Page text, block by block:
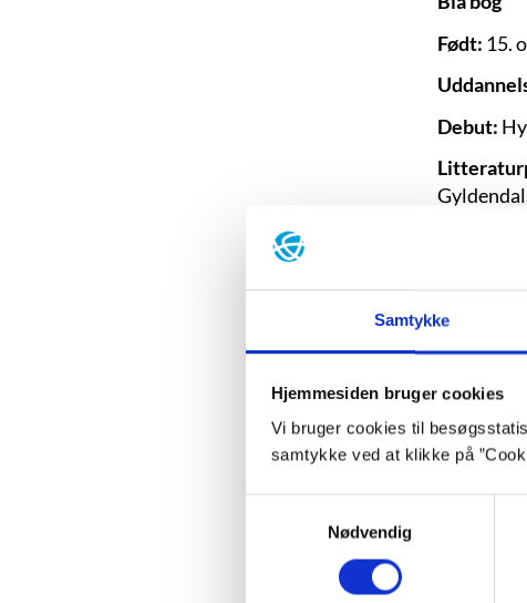
Samtykke
Hjemmesiden bruger cookies
Vi bruger cookies til
samtykke ved at klikke på
Nødvendig
Født: 15.
Debut:
Videoklip
blay